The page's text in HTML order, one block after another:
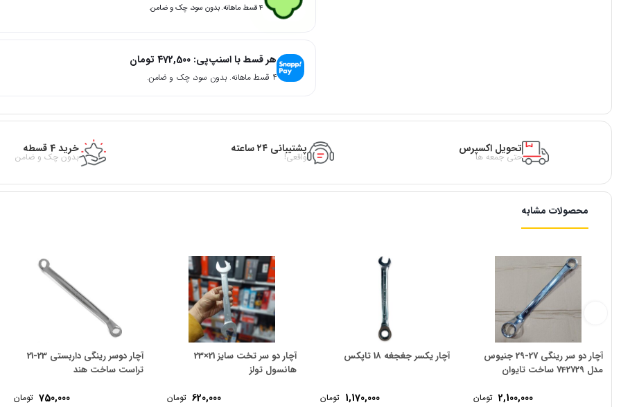
۴ قسط ماهانه. بدون سود، چک و ضامن.
هر قسط با اسنپ‌پی: 472,500 تومان
۴ قسط ماهانه. بدون سود، چک و ضامن.
تحویل اکسپرس
حتی جمعه ها
پشتیبانی ۲۴ ساعته
واقعی!
خرید 4 قسطه
بدون چک و ضامن
محصولات مشابه
آچار دو سر رینگی 27-29 جنیوس
مدل 742729 ساخت تایوان
2,100,000 تومان
آچار یکسر جغجغه 18 تاپکس
1,170,000 تومان
آچار دو سر تخت سایز 21×23
هانسول تولز
620,000 تومان
آچار دوسر رینگی داربستی 23-21
تراست ساخت هند
750,000 تومان